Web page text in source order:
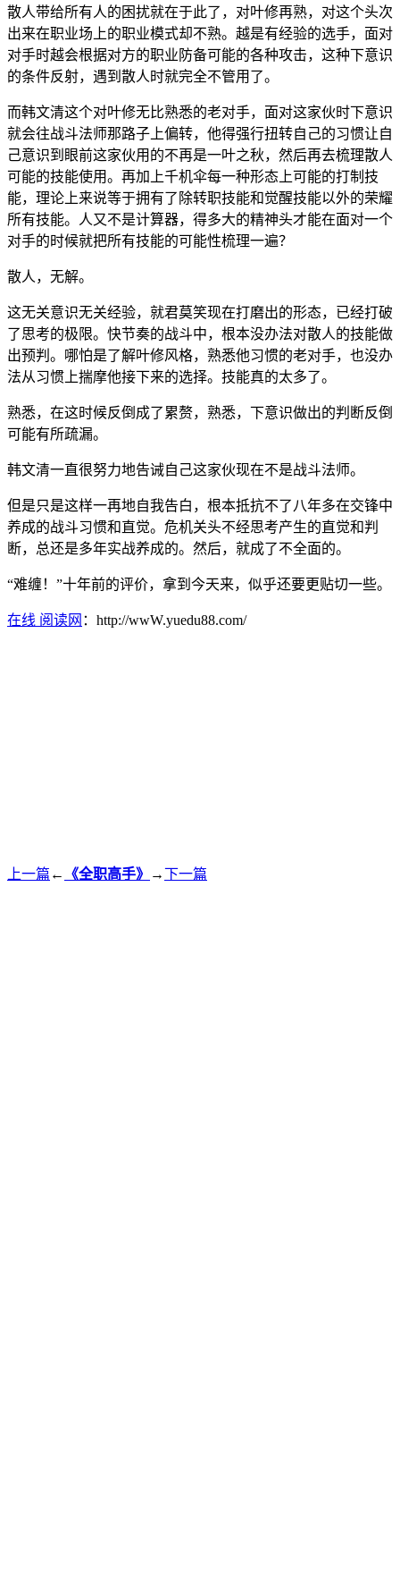
散人带给所有人的困扰就在于此了，对叶修再熟，对这个头次
出来在职业场上的职业模式却不熟。越是有经验的选手，面对
对手时越会根据对方的职业防备可能的各种攻击，这种下意识
的条件反射，遇到散人时就完全不管用了。
而韩文清这个对叶修无比熟悉的老对手，面对这家伙时下意识
就会往战斗法师那路子上偏转，他得强行扭转自己的习惯让自
己意识到眼前这家伙用的不再是一叶之秋，然后再去梳理散人
可能的技能使用。再加上千机伞每一种形态上可能的打制技
能，理论上来说等于拥有了除转职技能和觉醒技能以外的荣耀
所有技能。人又不是计算器，得多大的精神头才能在面对一个
对手的时候就把所有技能的可能性梳理一遍？
散人，无解。
这无关意识无关经验，就君莫笑现在打磨出的形态，已经打破
了思考的极限。快节奏的战斗中，根本没办法对散人的技能做
出预判。哪怕是了解叶修风格，熟悉他习惯的老对手，也没办
法从习惯上揣摩他接下来的选择。技能真的太多了。
熟悉，在这时候反倒成了累赘，熟悉，下意识做出的判断反倒
可能有所疏漏。
韩文清一直很努力地告诫自己这家伙现在不是战斗法师。
但是只是这样一再地自我告白，根本抵抗不了八年多在交锋中
养成的战斗习惯和直觉。危机关头不经思考产生的直觉和判
断，总还是多年实战养成的。然后，就成了不全面的。
“难缠！”十年前的评价，拿到今天来，似乎还要更贴切一些。
在线 阅读网 ：http://wwW.yuedu88.com/
上一篇 ← 《全职高手》 →下一篇